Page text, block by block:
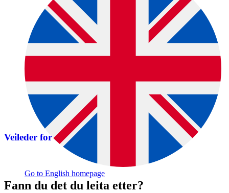
Go to English homepage
Veileder for animalske biprodukter
Fann du det du leita etter?